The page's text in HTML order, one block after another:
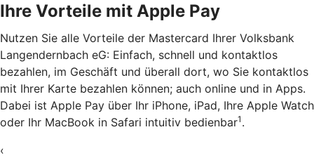
Ihre Vorteile mit Apple Pay
Nutzen Sie alle Vorteile der Mastercard Ihrer Volksbank
Langendernbach eG: Einfach, schnell und kontaktlos
bezahlen, im Geschäft und überall dort, wo Sie kontaktlos
mit Ihrer Karte bezahlen können; auch online und in Apps.
Dabei ist Apple Pay über Ihr iPhone, iPad, Ihre Apple Watch
oder Ihr MacBook in Safari intuitiv bedienbar1 .
‹